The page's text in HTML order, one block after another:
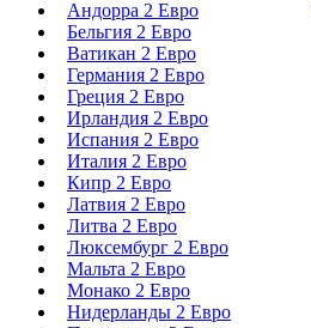
Андорра 2 Евро
Бельгия 2 Евро
Ватикан 2 Евро
Германия 2 Евро
Греция 2 Евро
Ирландия 2 Евро
Испания 2 Евро
Италия 2 Евро
Кипр 2 Евро
Латвия 2 Евро
Литва 2 Евро
Люксембург 2 Евро
Мальта 2 Евро
Монако 2 Евро
Нидерланды 2 Евро